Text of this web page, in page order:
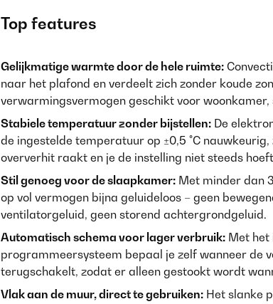
Top features
Gelijkmatige warmte door de hele ruimte:
naar het plafond en verdeelt zich zonder koude
verwarmingsvermogen geschikt voor
Stabiele temperatuur zonder bijstellen: De
de ingestelde temperatuur op ±0,5 °C
oververhit raakt en je de instelling niet steeds
Stil genoeg voor de slaapkamer: Met minder dan
op vol vermogen bijna geluideloos – geen
ventilatorgeluid, geen storend achtergrondgeluid.
Automatisch schema voor lager verbruik: Met het
programmeersysteem bepaal je zelf wanneer de
terugschakelt, zodat er alleen gestookt wordt
Vlak aan de muur, direct te gebruiken: Het slanke